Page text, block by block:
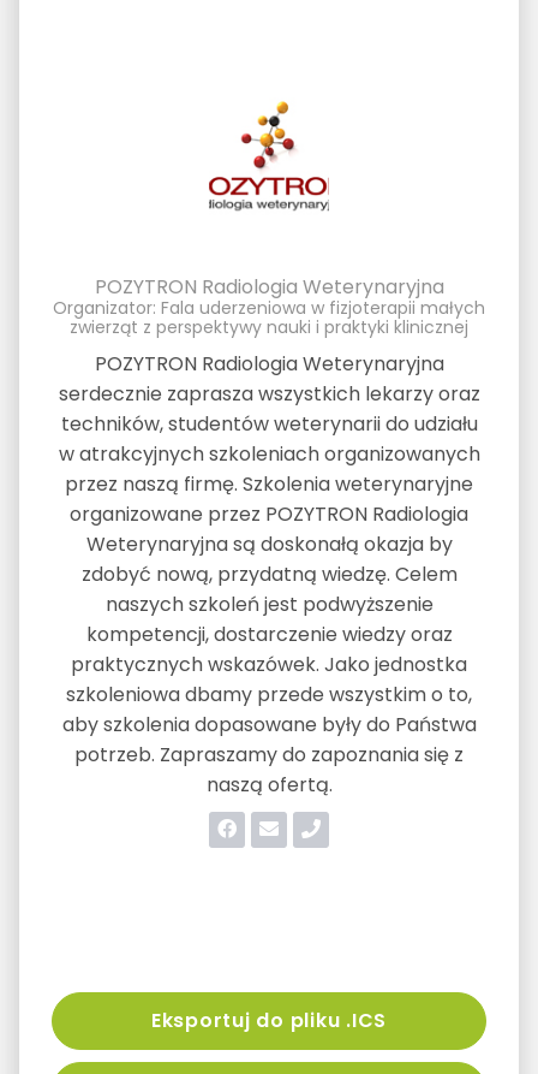
POZYTRON Radiologia Weterynaryjna
Organizator: Fala uderzeniowa w fizjoterapii małych
zwierząt z perspektywy nauki i praktyki klinicznej
POZYTRON Radiologia Weterynaryjna
serdecznie zaprasza wszystkich lekarzy oraz
techników, studentów weterynarii do udziału
w atrakcyjnych szkoleniach organizowanych
przez naszą firmę. Szkolenia weterynaryjne
organizowane przez POZYTRON Radiologia
Weterynaryjna są doskonałą okazja by
zdobyć nową, przydatną wiedzę. Celem
naszych szkoleń jest podwyższenie
kompetencji, dostarczenie wiedzy oraz
praktycznych wskazówek. Jako jednostka
szkoleniowa dbamy przede wszystkim o to,
aby szkolenia dopasowane były do Państwa
potrzeb. Zapraszamy do zapoznania się z
naszą ofertą.
Eksportuj do pliku .ICS